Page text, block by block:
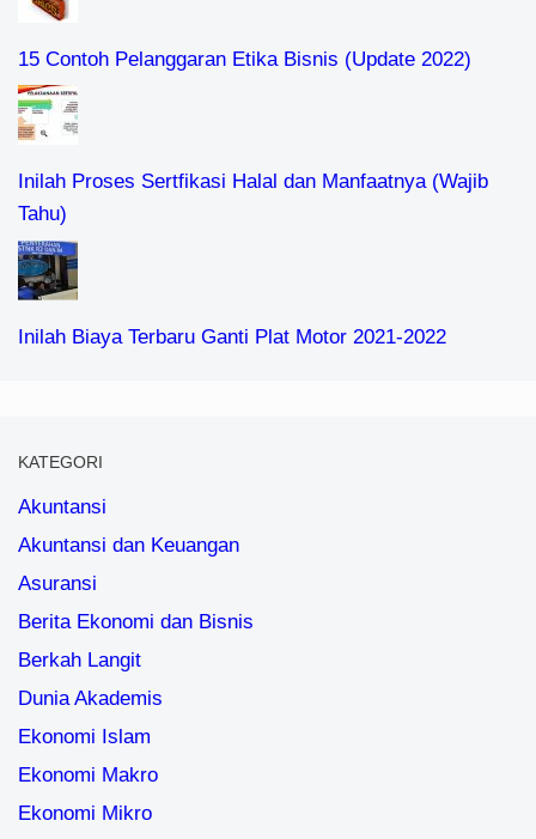
15 Contoh Pelanggaran Etika Bisnis (Update 2022)
Inilah Proses Sertfikasi Halal dan Manfaatnya (Wajib
Tahu)
Inilah Biaya Terbaru Ganti Plat Motor 2021-2022
KATEGORI
Akuntansi
Akuntansi dan Keuangan
Asuransi
Berita Ekonomi dan Bisnis
Berkah Langit
Dunia Akademis
Ekonomi Islam
Ekonomi Makro
Ekonomi Mikro